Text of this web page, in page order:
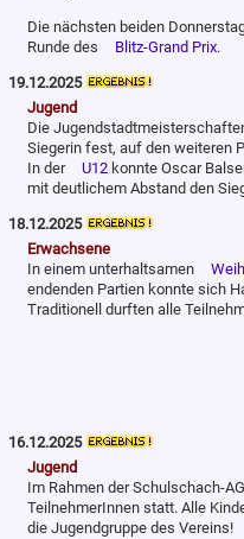
Die nächsten beiden
Runde des
Blitz-Grand Prix.
19.12.2025
Jugend
Die
Siegerin fest, auf den weiteren
In der
U12 konnte Oscar
mit deutlichem Abstand den
18.12.2025
Erwachsene
In einem unterhaltsamen
endenden Partien konnte sich
Traditionell durften alle
16.12.2025
Jugend
Im Rahmen der Schulschach-
TeilnehmerInnen statt. Alle
die Jugendgruppe des Vereins!